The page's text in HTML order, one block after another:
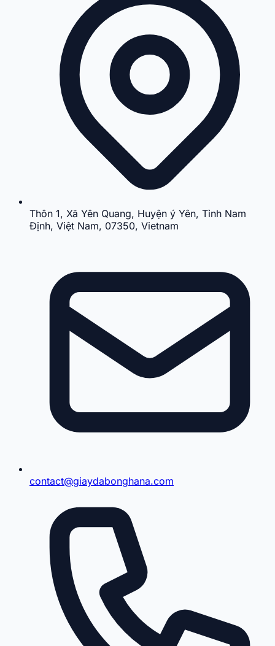
Thôn 1, Xã Yên Quang, Huyện ý Yên, Tỉnh Nam
Định, Việt Nam, 07350, Vietnam
contact@giaydabonghana.com